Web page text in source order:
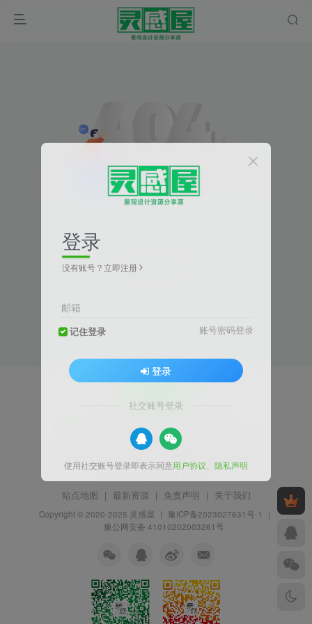
未找到相关内容
灵感屋专注景观设计行业，为您提供高质量的 SU模
致力于打造景观设计师的首选灵感库与交流社区，助您
站点地图 | 最新资源 | 免责声明 | 关于我们
Copyright © 2020-2025 灵感屋 | 豫ICP备2023027631号-1
|
豫公网安备 41010202003261号
登录
没有账号？立即注册
邮箱
记住登录 账号密码登录
登录
社交账号登录
使用社交账号登录即表示同意用户协议 隐私声明